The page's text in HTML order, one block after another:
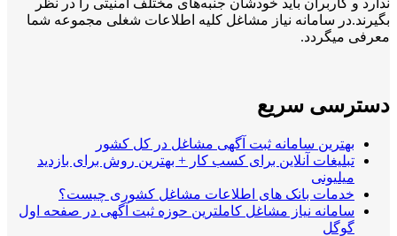
بگیرند.در سامانه نیاز مشاغل کلیه اطلاعات شغلی مجموعه شما
معرفی میگردد.
دسترسی سریع
بهترین سامانه ثبت آگهی مشاغل در کل کشور
تبلیغات آنلاین برای کسب کار + بهترین روش برای بازدید
میلیونی
خدمات بانک های اطلاعات مشاغل کشوری چیست؟
سامانه نیاز مشاغل کاملترین حوزه ثبت آگهی در صفحه اول
گوگل